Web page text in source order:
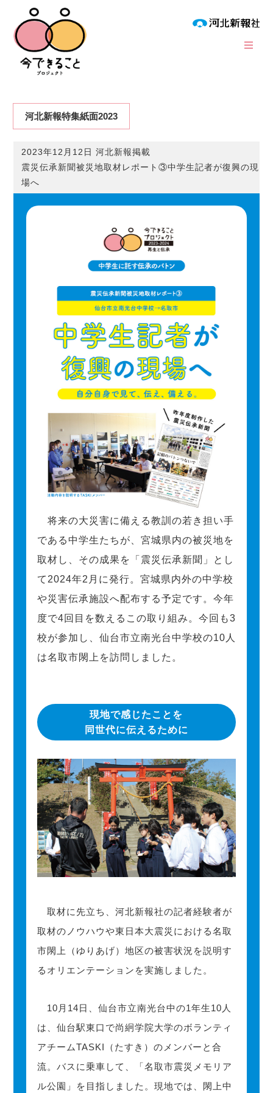
河北新報特集紙面2023
2023年12月12日 河北新報掲載
震災伝承新聞被災地取材レポート③中学生記者が復興の現
場へ
将来の大災害に備える教訓の若き担い手
である中学生たちが、宮城県内の被災地を
取材し、その成果を「震災伝承新聞」とし
て2024年2月に発行。宮城県内外の中学校
や災害伝承施設へ配布する予定です。今年
度で4回目を数えるこの取り組み。今回も3
校が参加し、仙台市立南光台中学校の10人
は名取市閖上を訪問しました。
現地で感じたことを
同世代に伝えるために
取材に先立ち、河北新報社の記者経験者が
取材のノウハウや東日本大震災における名取
市閖上（ゆりあげ）地区の被害状況を説明す
るオリエンテーションを実施しました。
10月14日、仙台市立南光台中の1年生10人
は、仙台駅東口で尚絅学院大学のボランティ
アチームTASKI（たすき）のメンバーと合
流。バスに乗車して、「名取市震災メモリア
ル公園」を目指しました。現地では、閖上中